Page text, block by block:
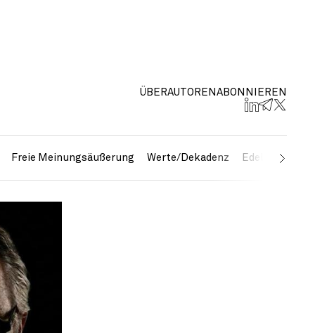
ÜBERAUTOREN ABONNIEREN
Freie Meinungsäußerung Werte/Dekadenz Edelmetalle